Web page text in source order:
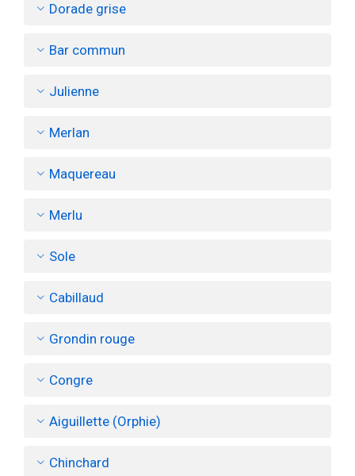
Dorade grise
Bar commun
Julienne
Merlan
Maquereau
Merlu
Sole
Cabillaud
Grondin rouge
Congre
Aiguillette (Orphie)
Chinchard